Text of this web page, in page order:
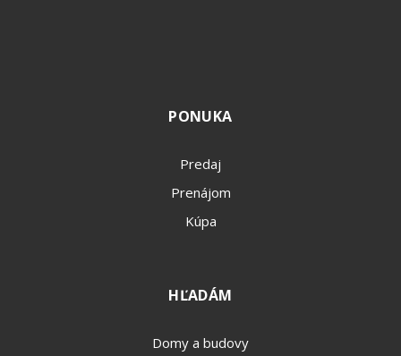
PONUKA
Predaj
Prenájom
Kúpa
HĽADÁM
Domy a budovy